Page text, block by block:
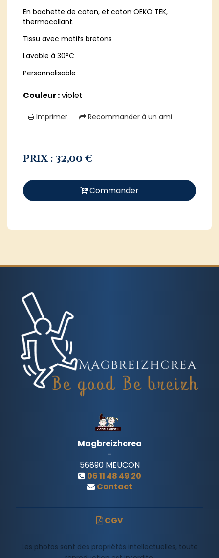
En bachette de coton, et coton OEKO TEK,
thermocollant.
Tissu avec motifs bretons
Lavable à 30°C
Personnalisable
Couleur :violet
Imprimer Recommander à un ami
Prix : 32,00 €
Commander
Magbreizhcrea
-
56890 MEUCON
06 11 48 49 20
Contact
CGV
Les photos sont des propriétés intellectuelles, toute